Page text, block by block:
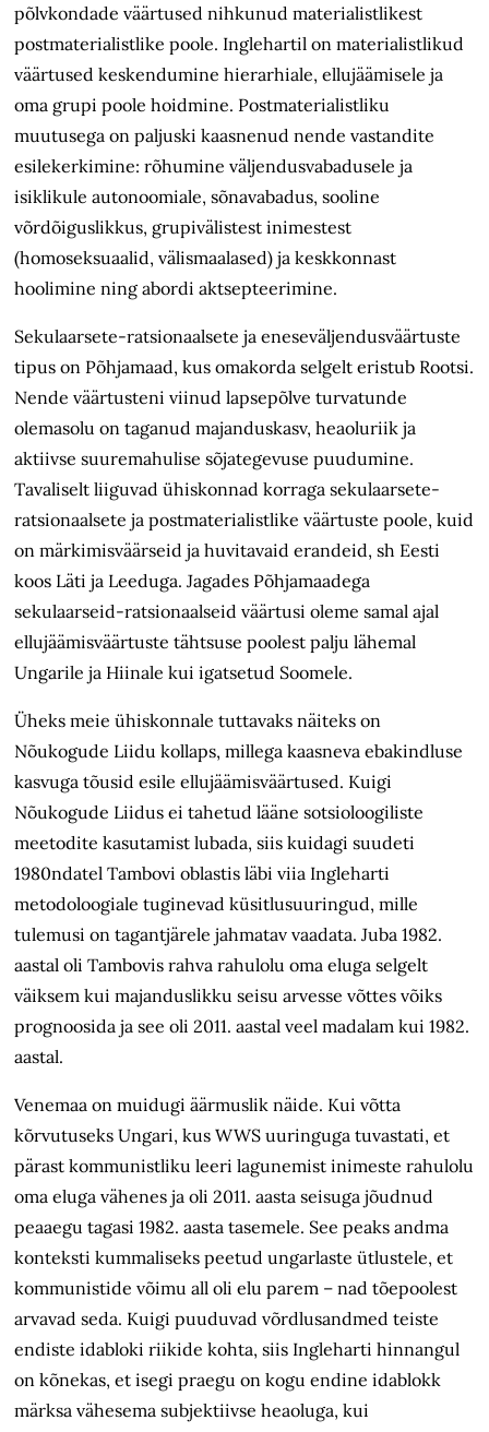
põlvkondade väärtused nihkunud materialistlikest
postmaterialistlike poole. Inglehartil on materialistlikud
väärtused keskendumine hierarhiale, ellujäämisele ja
oma grupi poole hoidmine. Postmaterialistliku
muutusega on paljuski kaasnenud nende vastandite
esilekerkimine: rõhumine väljendusvabadusele ja
isiklikule autonoomiale, sõnavabadus, sooline
võrdõiguslikkus, grupivälistest inimestest
(homoseksuaalid, välismaalased) ja keskkonnast
hoolimine ning abordi aktsepteerimine.
Sekulaarsete-ratsionaalsete ja eneseväljendusväärtuste
tipus on Põhjamaad, kus omakorda selgelt eristub Rootsi.
Nende väärtusteni viinud lapsepõlve turvatunde
olemasolu on taganud majanduskasv, heaoluriik ja
aktiivse suuremahulise sõjategevuse puudumine.
Tavaliselt liiguvad ühiskonnad korraga sekulaarsete-
ratsionaalsete ja postmaterialistlike väärtuste poole, kuid
on märkimisväärseid ja huvitavaid erandeid, sh Eesti
koos Läti ja Leeduga. Jagades Põhjamaadega
sekulaarseid-ratsionaalseid väärtusi oleme samal ajal
ellujäämisväärtuste tähtsuse poolest palju lähemal
Ungarile ja Hiinale kui igatsetud Soomele.
Üheks meie ühiskonnale tuttavaks näiteks on
Nõukogude Liidu kollaps, millega kaasneva ebakindluse
kasvuga tõusid esile ellujäämisväärtused. Kuigi
Nõukogude Liidus ei tahetud lääne sotsioloogiliste
meetodite kasutamist lubada, siis kuidagi suudeti
1980ndatel Tambovi oblastis läbi viia Ingleharti
metodoloogiale tuginevad küsitlusuuringud, mille
tulemusi on tagantjärele jahmatav vaadata. Juba 1982.
aastal oli Tambovis rahva rahulolu oma eluga selgelt
väiksem kui majanduslikku seisu arvesse võttes võiks
prognoosida ja see oli 2011. aastal veel madalam kui 1982.
aastal.
Venemaa on muidugi äärmuslik näide. Kui võtta
kõrvutuseks Ungari, kus WWS uuringuga tuvastati, et
pärast kommunistliku leeri lagunemist inimeste rahulolu
oma eluga vähenes ja oli 2011. aasta seisuga jõudnud
peaaegu tagasi 1982. aasta tasemele. See peaks andma
konteksti kummaliseks peetud ungarlaste ütlustele, et
kommunistide võimu all oli elu parem – nad tõepoolest
arvavad seda. Kuigi puuduvad võrdlusandmed teiste
endiste idabloki riikide kohta, siis Ingleharti hinnangul
on kõnekas, et isegi praegu on kogu endine idablokk
märksa vähesema subjektiivse heaoluga, kui